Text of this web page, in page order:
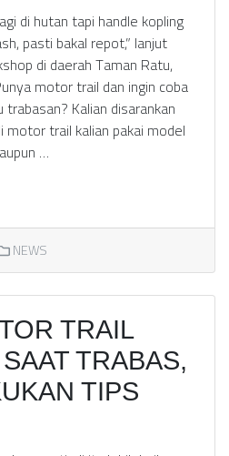
di hutan tapi handle kopling
pasti bakal repot,” lanjut
di daerah Taman Ratu,
motor trail dan ingin coba
Kalian disarankan
motor trail kalian pakai model
…
NEWS
TRAIL
TRABAS,
TIPS